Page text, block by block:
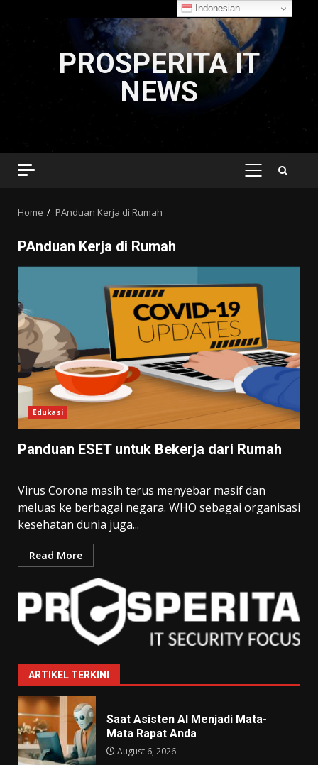
PROSPERITA IT
NEWS
PRIMARY
Home PAnduan Kerja di Rumah
PAnduan Kerja di Rumah
Edukasi
Panduan ESET untuk Bekerja dari Rumah
Virus Corona masih terus menyebar masif dan
meluas ke berbagai negara. WHO sebagai organisasi
kesehatan dunia juga...
Read More
ARTIKEL TERKINI
Saat Asisten AI Menjadi Mata-
Mata Rapat Anda
August 6, 2026
Indonesian